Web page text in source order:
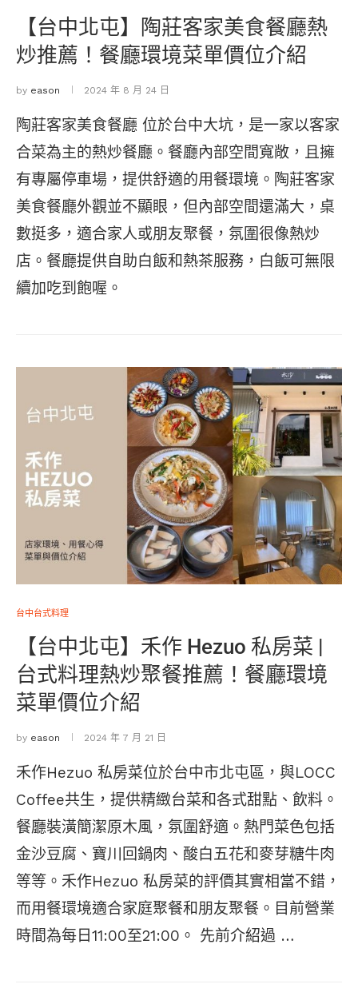
【台中北屯】陶莊客家美食餐廳熱
炒推薦！餐廳環境菜單價位介紹
by eason 2024 年 8 月 24 日
陶莊客家美食餐廳 位於台中大坑，是一家以客家
合菜為主的熱炒餐廳。餐廳內部空間寬敞，且擁
有專屬停車場，提供舒適的用餐環境。陶莊客家
美食餐廳外觀並不顯眼，但內部空間還滿大，桌
數挺多，適合家人或朋友聚餐，氛圍很像熱炒
店。餐廳提供自助白飯和熱茶服務，白飯可無限
續加吃到飽喔。
台中台式料理
【台中北屯】禾作 Hezuo 私房菜 |
台式料理熱炒聚餐推薦！餐廳環境
菜單價位介紹
by eason 2024 年 7 月 21 日
禾作Hezuo 私房菜位於台中市北屯區，與LOCC
Coffee共生，提供精緻台菜和各式甜點、飲料。
餐廳裝潢簡潔原木風，氛圍舒適。熱門菜色包括
金沙豆腐、寶川回鍋肉、酸白五花和麥芽糖牛肉
等等。禾作Hezuo 私房菜的評價其實相當不錯，
而用餐環境適合家庭聚餐和朋友聚餐。目前營業
時間為每日11:00至21:00。 先前介紹過 …